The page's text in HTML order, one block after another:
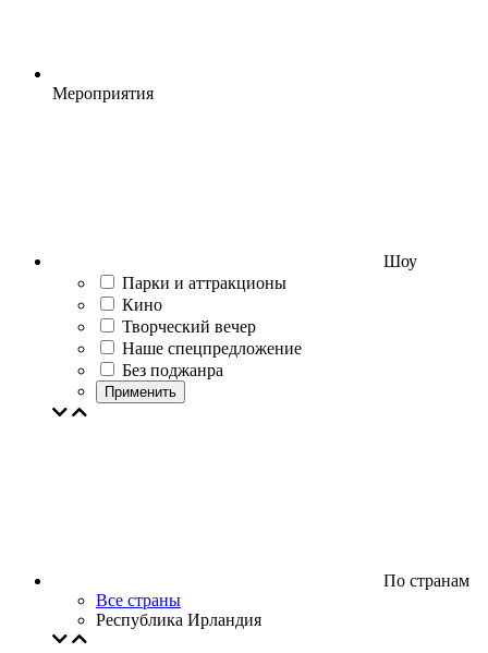
Мероприятия
Шоу
Парки и аттракционы
Кино
Творческий вечер
Наше спецпредложение
Без поджанра
Применить
По странам
Все страны
Республика Ирландия